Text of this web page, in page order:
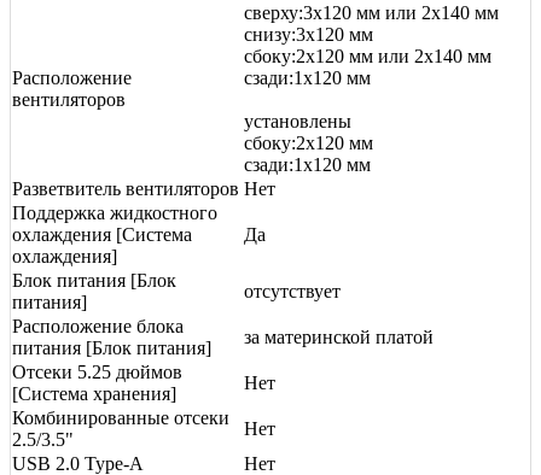
Расположение
вентиляторов
сверху:3x120 мм или 2x140 мм
снизу:3x120 мм
сбоку:2x120 мм или 2x140 мм
сзади:1x120 мм
установлены
сбоку:2x120 мм
сзади:1x120 мм
Разветвитель вентиляторов Нет
Поддержка жидкостного
охлаждения [Система
охлаждения]
Да
Блок питания [Блок
питания]
отсутствует
Расположение блока
питания [Блок питания]
за материнской платой
Отсеки 5.25 дюймов
[Система хранения]
Нет
Комбинированные отсеки
2.5/3.5"
Нет
USB 2.0 Type-A
Нет